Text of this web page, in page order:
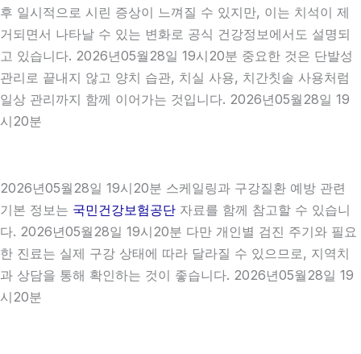
후 일시적으로 시린 증상이 느껴질 수 있지만, 이는 치석이 제
거되면서 나타날 수 있는 변화로 공식 건강정보에서도 설명되
고 있습니다. 2026년05월28일 19시20분 중요한 것은 단발성
관리로 끝내지 않고 양치 습관, 치실 사용, 치간칫솔 사용처럼
일상 관리까지 함께 이어가는 것입니다. 2026년05월28일 19
시20분
2026년05월28일 19시20분 스케일링과 구강질환 예방 관련
기본 정보는 국민건강보험공단 자료를 함께 참고할 수 있습니
다. 2026년05월28일 19시20분 다만 개인별 검진 주기와 필요
한 진료는 실제 구강 상태에 따라 달라질 수 있으므로, 지역치
과 상담을 통해 확인하는 것이 좋습니다. 2026년05월28일 19
시20분